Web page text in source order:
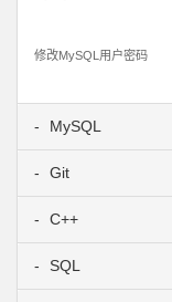
修改MySQL用户密码
MySQL
Git
C++
SQL